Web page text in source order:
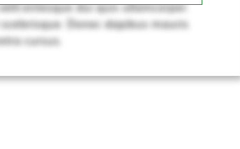
dui quis ullamcorper.
Donec dapibus mauris
cursus.